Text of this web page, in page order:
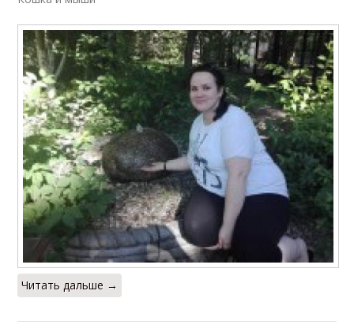
Читать дальше →